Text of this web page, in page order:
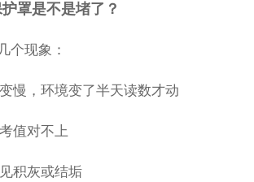
罩是不是堵了？
个现象：
慢，环境变了半天读数才动
值对不上
积灰或结垢